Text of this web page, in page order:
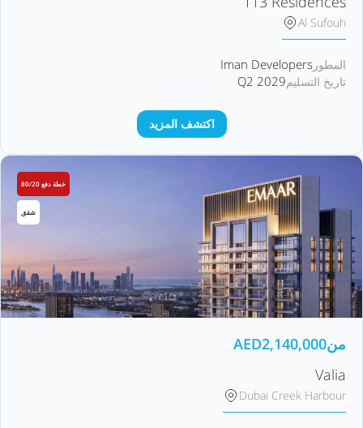
Al Sufouh
المطور Iman Developers
تاريخ التسليمQ2 2029
اكتشف المزيد
خطة دفع 80/20
شقق
من AED2,140,000
Valia
Dubai Creek Harbour